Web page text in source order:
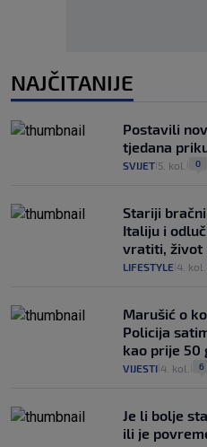
NAJČITANIJE
Postavili
tjedana
SVIJET 5. kol. 0
Stariji
Italiju i
vratiti, život
LIFESTYLE 4. kol.
Marušić o
Policija
kao prije 50
VIJESTI 4. kol. 6
Je li bolje
ili je